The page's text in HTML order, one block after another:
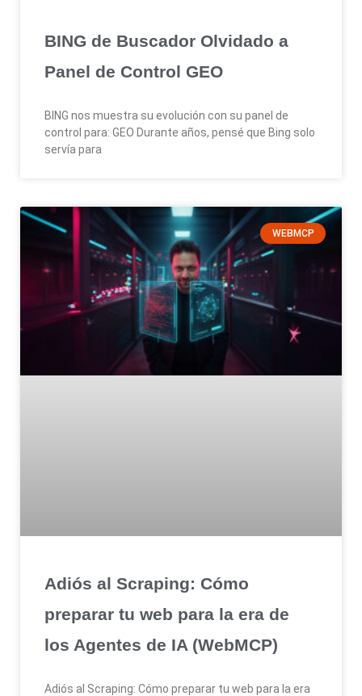
BING de Buscador Olvidado a
Panel de Control GEO
BING nos muestra su evolución con su panel de
control para: GEO Durante años, pensé que Bing solo
servía para
WEBMCP
Adiós al Scraping: Cómo
preparar tu web para la era de
los Agentes de IA (WebMCP)
Adiós al Scraping: Cómo preparar tu web para la era